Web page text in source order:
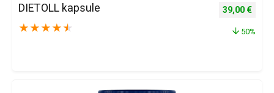
DIETOLL kapsule
★ ★ ★ ★ ★
Izvorna
39,00 €
50%